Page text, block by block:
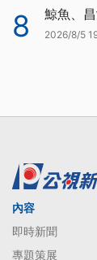
8 鯨魚、
2026/8/5
內容
即時新聞
專題策展